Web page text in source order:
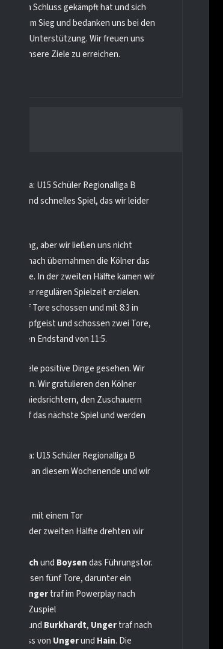
zum Schluss gekämpft hat und sich
EV zum Sieg und bedanken uns bei den
die Unterstützung. Wir freuen uns
um unsere Ziele zu erreichen.
Liga: U15 Schüler Regionalliga B
und schnelles Spiel, das wir leider
Führung, aber wir ließen uns nicht
Danach übernahmen die Kölner das
Hälfte. In der zweiten Hälfte kamen wir
in der regulären Spielzeit erzielen.
fünf Tore schossen und mit 8:3 in
Kampfgeist und schossen zwei Tore,
den Endstand von 11:5.
viele positive Dinge gesehen. Wir
Wir gratulieren den Kölner
Schiedsrichtern, den Zuschauern
auf das nächste Spiel und werden
Liga: U15 Schüler Regionalliga B
Spiel an diesem Wochenende und wir
gingen mit einem Tor
In der zweiten Hälfte drehten wir
Bachund Boysendas Führungstor.
schossen fünf Tore, darunter ein
Ungertraf im Powerplay nach
einem Zuspiel
und Burkhardt, Ungertraf nach
Pass von Ungerund Hain. Die